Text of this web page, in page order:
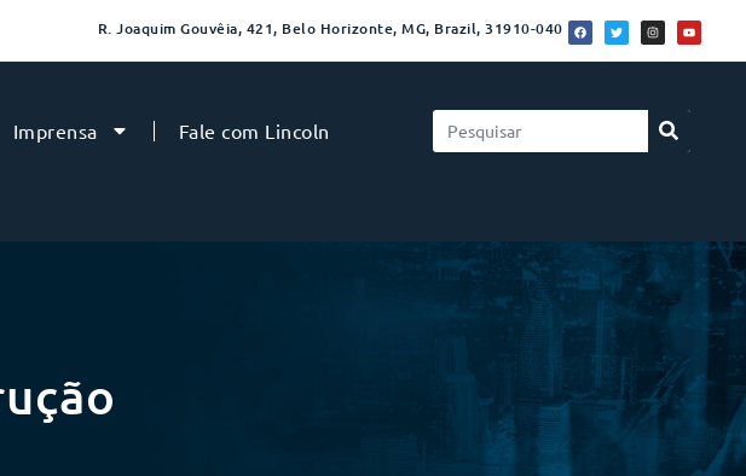
R. Joaquim Gouvêia, 421, Belo Horizonte, MG, Brazil, 31910-040
Imprensa Fale com Lincoln